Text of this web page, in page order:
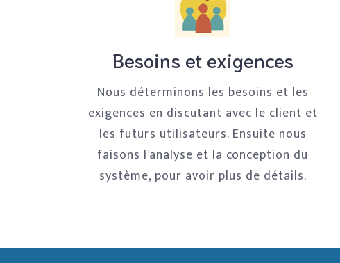
Besoins et exigences
Nous déterminons les besoins et les
exigences en discutant avec le client et
les futurs utilisateurs. Ensuite nous
faisons l'analyse et la conception du
système, pour avoir plus de détails.